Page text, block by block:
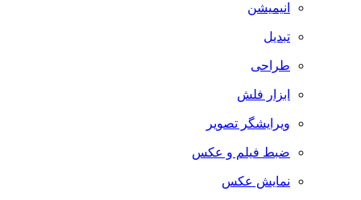
انیمیشن
تبدیل
طراحی
ابزار فلش
ویرایشگر تصویر
ضبط فيلم و عكس
نمایش عکس